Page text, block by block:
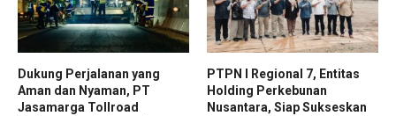
Dukung Perjalanan yang
Aman dan Nyaman, PT
Jasamarga Tollroad
PTPN I Regional 7, Entitas
Holding Perkebunan
Nusantara, Siap Sukseskan